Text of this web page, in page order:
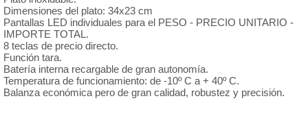
Dimensiones del plato: 34x23 cm
Pantallas LED individuales para el PESO - PRECIO UNITARIO -
IMPORTE TOTAL.
8 teclas de precio directo.
Función tara.
Batería interna recargable de gran autonomía.
Temperatura de funcionamiento: de -10º C a + 40º C.
Balanza económica pero de gran calidad, robustez y precisión.